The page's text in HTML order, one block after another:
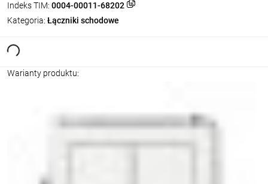
Indeks TIM: 0004-00011-68202
Kategoria: Łączniki schodowe
Warianty produktu: